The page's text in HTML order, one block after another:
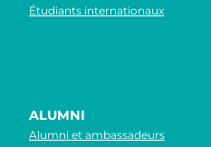
Étudiants internationaux
ALUMNI
Alumni et ambassadeurs